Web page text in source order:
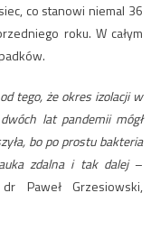
co stanowi niemal 36
roku. W całym
tego, że okres izolacji w
lat pandemii mógł
bo po prostu bakteria
zdalna i tak dalej–
Paweł Grzesiowski,